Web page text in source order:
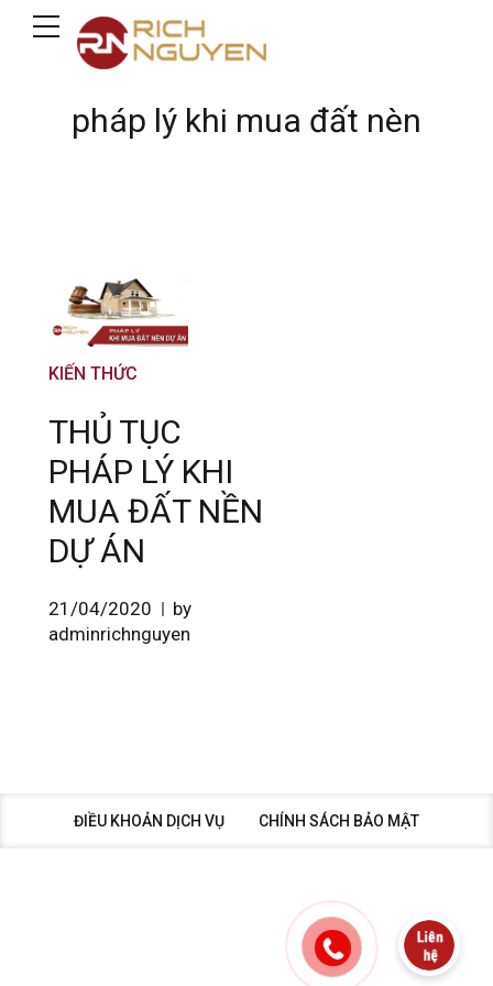
pháp lý khi mua đất nèn
KIẾN THỨC
THỦ TỤC
PHÁP LÝ KHI
MUA ĐẤT NỀN
DỰ ÁN
21/04/2020
by
adminrichnguyen
ĐIỀU KHOẢN DỊCH VỤ CHÍNH SÁCH BẢO MẬT